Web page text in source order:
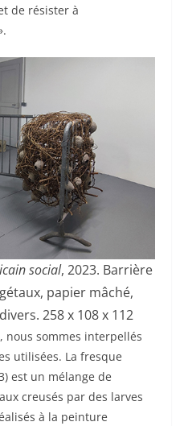
de résister à
social, 2023. Barrière
papier mâché,
258 x 108 x 112
nous sommes interpellés
utilisées. La fresque
est un mélange de
creusés par des larves
à la peinture